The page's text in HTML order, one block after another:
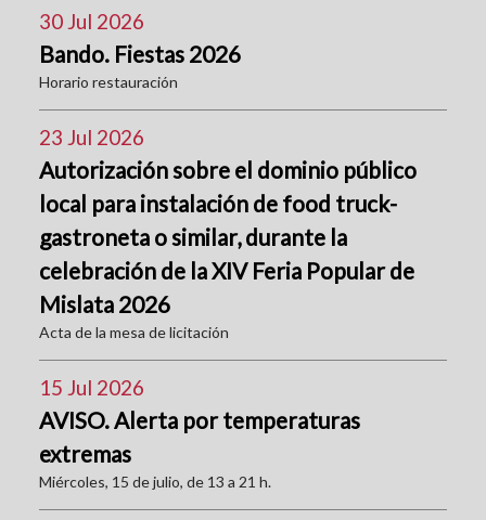
30 Jul 2026
Bando. Fiestas 2026
Horario restauración
23 Jul 2026
Autorización sobre el dominio público
local para instalación de food truck-
gastroneta o similar, durante la
celebración de la XIV Feria Popular de
Mislata 2026
Acta de la mesa de licitación
15 Jul 2026
AVISO. Alerta por temperaturas
extremas
Miércoles, 15 de julio, de 13 a 21 h.